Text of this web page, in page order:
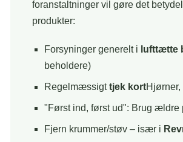
foranstaltninger vil gøre det
produkter:
Forsyninger generelt i lufttætte
beholdere)
Regelmæssigttjek kort
"Først ind, først ud": Brug ældre
Fjern krummer/støv – især i